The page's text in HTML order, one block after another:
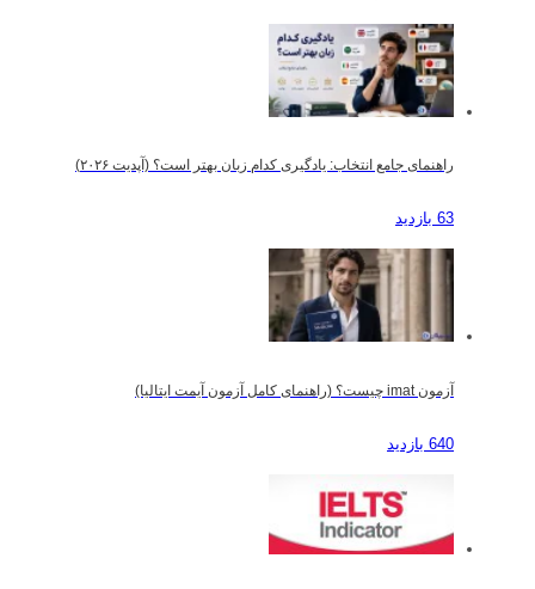
راهنمای جامع انتخاب: یادگیری کدام زبان بهتر است؟ (آپدیت ۲۰۲۶)
63 بازدید
آزمون imat چیست؟ (راهنمای کامل آزمون آیمت ایتالیا)
640 بازدید